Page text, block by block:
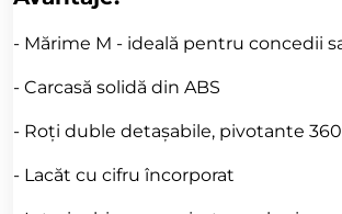
- Mărime M - ideală pentru concedii
- Carcasă solidă din ABS
- Roți duble detașabile, pivotante
- Lacăt cu cifru încorporat